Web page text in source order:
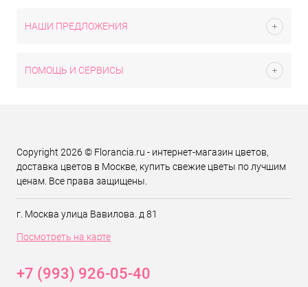
НАШИ ПРЕДЛОЖЕНИЯ
ПОМОЩЬ И СЕРВИСЫ
Copyright 2026 © Florancia.ru - интернет-магазин цветов,
доставка цветов в Москве, купить свежие цветы по лучшим
ценам. Все права защищены.
г. Москва улица Вавилова. д 81
Посмотреть на карте
+7 (993) 926-05-40